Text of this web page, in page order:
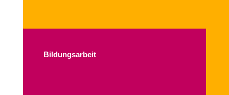
Bildungsarbeit